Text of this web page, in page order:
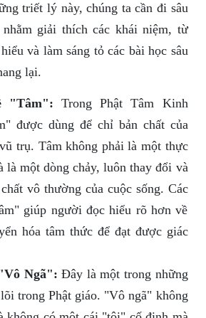
triết lý này, chúng ta cần đi sâu
giải thích các khái niệm, từ
và làm sáng tỏ các bài học sâu
lại.
"Tâm": Trong Phật Tâm Kinh
được dùng để chỉ bản chất của
trụ. Tâm không phải là một thực
là một dòng chảy, luôn thay đổi và
vô thường của cuộc sống. Các
giúp người đọc hiểu rõ hơn về
hóa tâm thức để đạt được giác
Ngã": Đây là một trong những
trong Phật giáo. "Vô ngã" không